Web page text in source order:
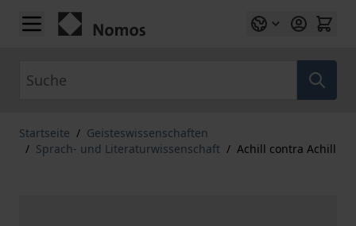
Zum Inhalt springen
Startseite / Geisteswissenschaften
/ Sprach- und Literaturwissenschaft / Achill contra Achill